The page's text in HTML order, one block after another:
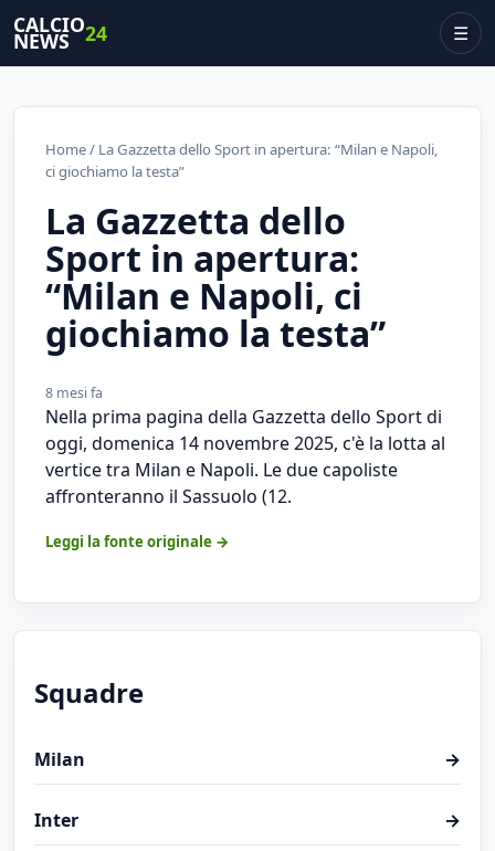
CALCIO
NEWS 24 ☰
Home/ La Gazzetta dello Sport in apertura: “Milan e Napoli,
ci giochiamo la testa”
La Gazzetta dello
Sport in apertura:
“Milan e Napoli, ci
giochiamo la testa”
8 mesi fa
Nella prima pagina della Gazzetta dello Sport di
oggi, domenica 14 novembre 2025, c'è la lotta al
vertice tra Milan e Napoli. Le due capoliste
affronteranno il Sassuolo (12.
Leggi la fonte originale →
Squadre
Milan →
Inter →